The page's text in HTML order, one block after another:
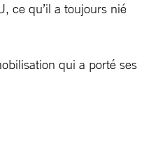
ce qu’il a toujours nié
qui a porté ses